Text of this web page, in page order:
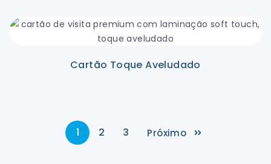
Cartão Toque Aveludado
1 2 3 Próximo